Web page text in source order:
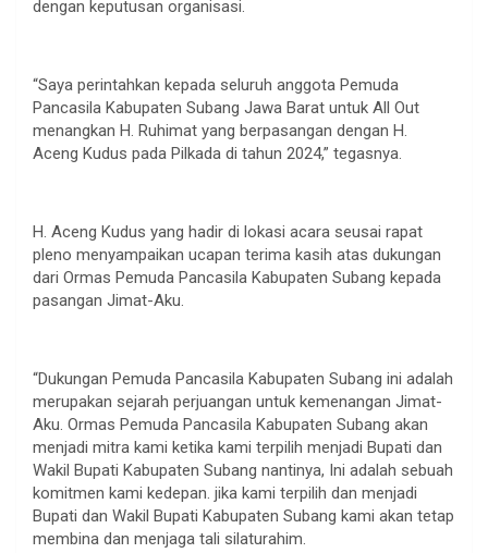
dengan keputusan organisasi.
“Saya perintahkan kepada seluruh anggota Pemuda
Pancasila Kabupaten Subang Jawa Barat untuk All Out
menangkan H. Ruhimat yang berpasangan dengan H.
Aceng Kudus pada Pilkada di tahun 2024,” tegasnya.
H. Aceng Kudus yang hadir di lokasi acara seusai rapat
pleno menyampaikan ucapan terima kasih atas dukungan
dari Ormas Pemuda Pancasila Kabupaten Subang kepada
pasangan Jimat-Aku.
“Dukungan Pemuda Pancasila Kabupaten Subang ini adalah
merupakan sejarah perjuangan untuk kemenangan Jimat-
Aku. Ormas Pemuda Pancasila Kabupaten Subang akan
menjadi mitra kami ketika kami terpilih menjadi Bupati dan
Wakil Bupati Kabupaten Subang nantinya, Ini adalah sebuah
komitmen kami kedepan. jika kami terpilih dan menjadi
Bupati dan Wakil Bupati Kabupaten Subang kami akan tetap
membina dan menjaga tali silaturahim.